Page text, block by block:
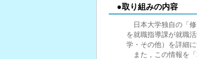
●取り組みの内容
日本大学独自の「修
を就職指導課が就職
学・その他）を詳細に
また，この情報を「